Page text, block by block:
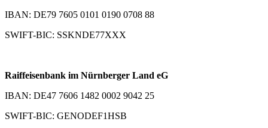
IBAN: DE79 7605 0101 0190 0708 88
SWIFT-BIC: SSKNDE77XXX
Raiffeisenbank im Nürnberger Land eG
IBAN: DE47 7606 1482 0002 9042 25
SWIFT-BIC: GENODEF1HSB